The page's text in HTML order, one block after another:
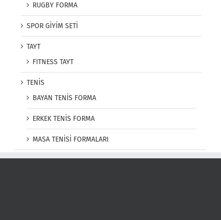
RUGBY FORMA
SPOR GİYİM SETİ
TAYT
FITNESS TAYT
TENİS
BAYAN TENİS FORMA
ERKEK TENİS FORMA
MASA TENİSİ FORMALARI